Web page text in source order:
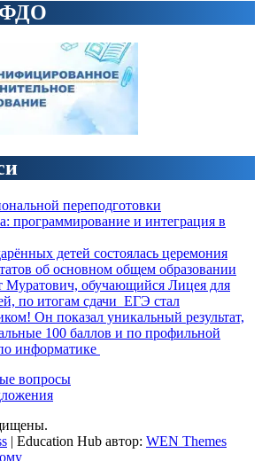
переподготовки
программирование и интеграция в
детей состоялась церемония
об основном общем образовании
Муратович, обучающийся Лицея для
по итогам сдачи ЕГЭ стал
Он показал уникальный результат,
100 баллов и по профильной
информатике
вопросы
| Education Hub автор: WEN Themes